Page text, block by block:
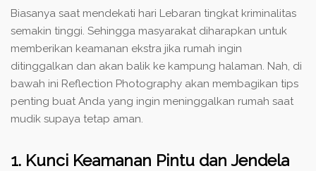
Biasanya saat mendekati hari Lebaran tingkat kriminalitas
semakin tinggi. Sehingga masyarakat diharapkan untuk
memberikan keamanan ekstra jika rumah ingin
ditinggalkan dan akan balik ke kampung halaman. Nah, di
bawah ini Reflection Photography akan membagikan tips
penting buat Anda yang ingin meninggalkan rumah saat
mudik supaya tetap aman.
1. Kunci Keamanan Pintu dan Jendela